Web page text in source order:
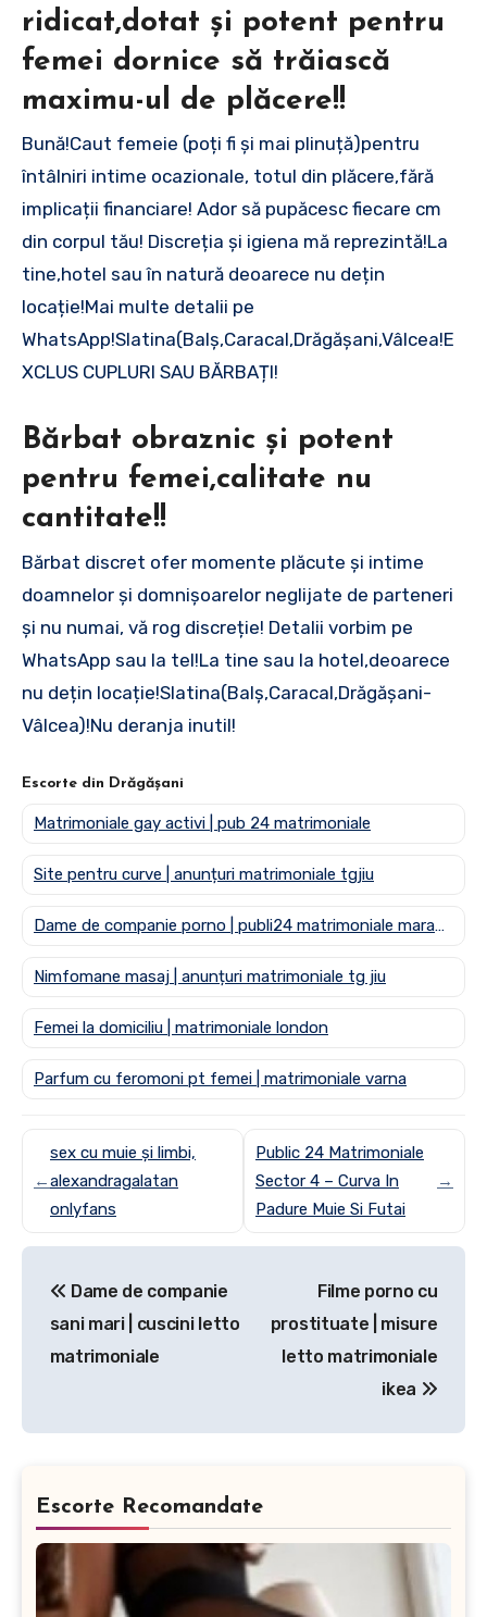
ridicat,dotat și potent pentru
femei dornice să trăiască
maximu-ul de plăcere!!
Bună!Caut femeie (poți fi și mai plinuță)pentru
întâlniri intime ocazionale, totul din plăcere,fără
implicații financiare! Ador să pupăcesc fiecare cm
din corpul tău! Discreția și igiena mă reprezintă!La
tine,hotel sau în natură deoarece nu dețin
locație!Mai multe detalii pe
WhatsApp!Slatina(Balș,Caracal,Drăgășani,Vâlcea!E
XCLUS CUPLURI SAU BĂRBAȚI!
Bărbat obraznic și potent
pentru femei,calitate nu
cantitate!!
Bărbat discret ofer momente plăcute și intime
doamnelor și domnișoarelor neglijate de parteneri
și nu numai, vă rog discreție! Detalii vorbim pe
WhatsApp sau la tel!La tine sau la hotel,deoarece
nu dețin locație!Slatina(Balș,Caracal,Drăgășani-
Vâlcea)!Nu deranja inutil!
Escorte din Drăgășani
Matrimoniale gay activi | pub 24 matrimoniale
Site pentru curve | anunțuri matrimoniale tgjiu
Dame de companie porno | publi24 matrimoniale maramures
Nimfomane masaj | anunțuri matrimoniale tg jiu
Femei la domiciliu | matrimoniale london
Parfum cu feromoni pt femei | matrimoniale varna
←
sex cu muie și limbi,
alexandragalatan
onlyfans
Public 24 Matrimoniale
Sector 4 – Curva In
Padure Muie Si Futai
→
navigation
Dame de companie
sani mari | cuscini letto
matrimoniale
Filme porno cu
prostituate | misure
letto matrimoniale
ikea
Escorte Recomandate